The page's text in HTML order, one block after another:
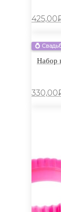
425,00
💍
Набор
330,00